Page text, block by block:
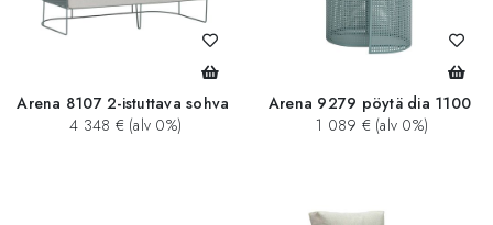
Arena 8107 2-istuttava sohva
4 348 € (alv 0%)
Arena 9279 pöytä dia 1100
1 089 € (alv 0%)